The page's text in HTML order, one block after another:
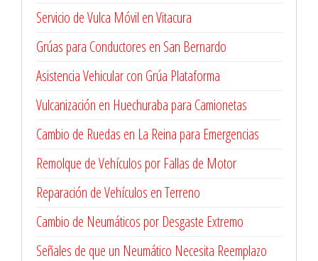
Servicio de Vulca Móvil en Vitacura
Grúas para Conductores en San Bernardo
Asistencia Vehicular con Grúa Plataforma
Vulcanización en Huechuraba para Camionetas
Cambio de Ruedas en La Reina para Emergencias
Remolque de Vehículos por Fallas de Motor
Reparación de Vehículos en Terreno
Cambio de Neumáticos por Desgaste Extremo
Señales de que un Neumático Necesita Reemplazo